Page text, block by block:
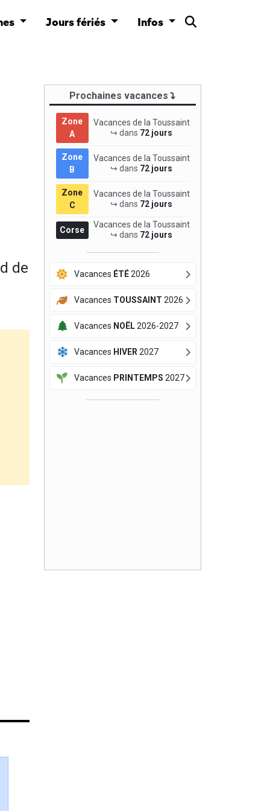
Jours fériés Infos
de
Prochaines vacances
Zone
A
Vacances de la Toussaint
↪ dans 72 jours
Zone
B
Vacances de la Toussaint
↪ dans 72 jours
Zone
C
Vacances de la Toussaint
↪ dans 72 jours
Corse
Vacances de la Toussaint
↪ dans 72 jours
Vacances ÉTÉ2026
Vacances TOUSSAINT 2026
Vacances NOËL2026-2027
Vacances HIVER 2027
Vacances PRINTEMPS 2027